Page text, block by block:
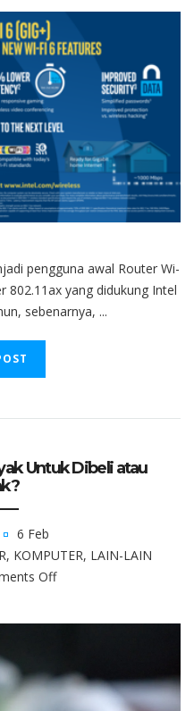
Router
Wi-
Fi
Baru
Untuk
Mendorong
Percepatan
Produksi
pengguna awal Router Wi-
802.11ax yang didukung Intel
sebenarnya, ...
Untuk Dibeli atau
6 Feb
, KOMPUTER, LAIN-LAIN
Off
7